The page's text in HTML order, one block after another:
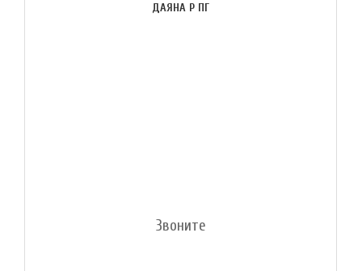
ДАЯНА Р ПГ
Звоните